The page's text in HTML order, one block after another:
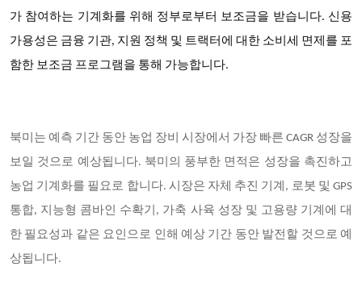
가 참여하는 기계화를 위해 정부로부터 보조금을 받습니다. 신용
가용성은 금융 기관, 지원 정책 및 트랙터에 대한 소비세 면제를 포
함한 보조금 프로그램을 통해 가능합니다.
북미는 예측 기간 동안 농업 장비 시장에서 가장 빠른 CAGR 성장을
보일 것으로 예상됩니다. 북미의 풍부한 면적은 성장을 촉진하고
농업 기계화를 필요로 합니다. 시장은 자체 추진 기계, 로봇 및 GPS
통합, 지능형 콤바인 수확기, 가축 사육 성장 및 고용량 기계에 대
한 필요성과 같은 요인으로 인해 예상 기간 동안 발전할 것으로 예
상됩니다.